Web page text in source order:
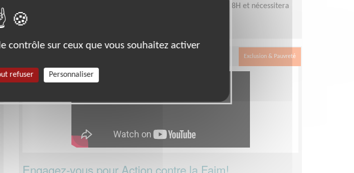
L'installation du site commencera à 8H et nécessitera
une présence jusqu'à 15H.
Exclusion & Pauvreté
Engagez-vous pour Action contre la Faim!
contrôle sur ceux que vous souhaitez activer
refuser Personnaliser